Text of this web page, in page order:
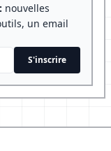
nouvelles
un email
S'inscrire